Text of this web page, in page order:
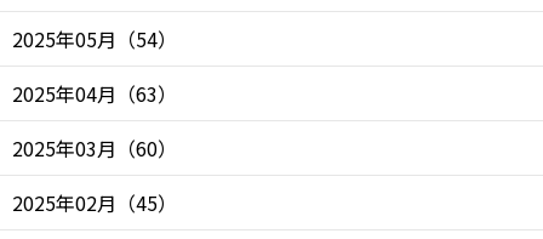
2025年05月 （54）
2025年04月 （63）
2025年03月 （60）
2025年02月 （45）